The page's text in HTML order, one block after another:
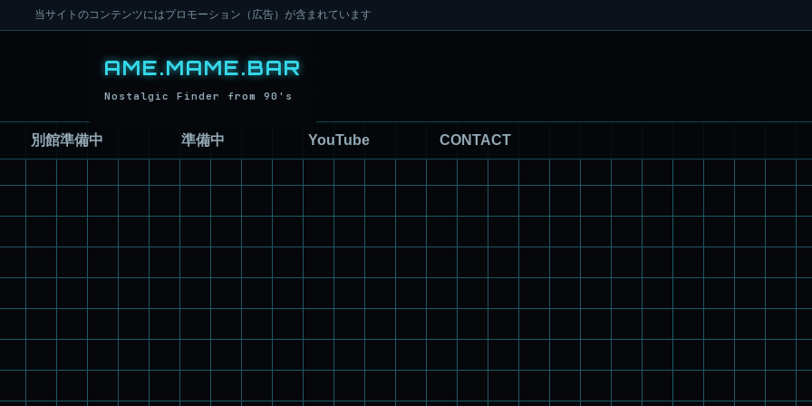
当サイトのコンテンツにはプロモーション（広告）が含まれています
別館準備中 準備中 YouTube CONTACT
パチ組塗装★モデロイド 1/60 イングラム リアクティブアーマ
旧キット製作★アリイ 1/72 アーマードバルキリー